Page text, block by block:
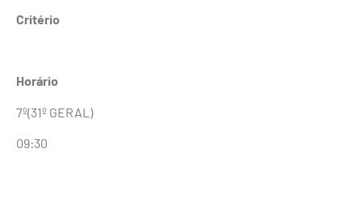
Critério
Horário
7º(31º GERAL)
09:30